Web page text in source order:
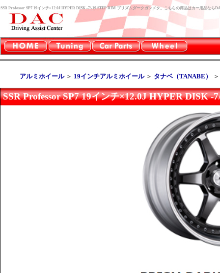
SSR Professor SP7 19インチ×12.0J HYPER DISK -7/-19 STEP RIM プリズムダークガンメタ。こちらの商品はカー用品なら
アルミホイール＞ 19インチアルミホイール＞ タナベ（TANABE）
SSR Professor SP7 19インチ×12.0J HYPER DISK